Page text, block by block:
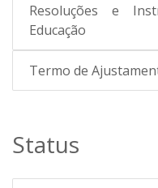
Resoluções e
Educação
Termo de
Status